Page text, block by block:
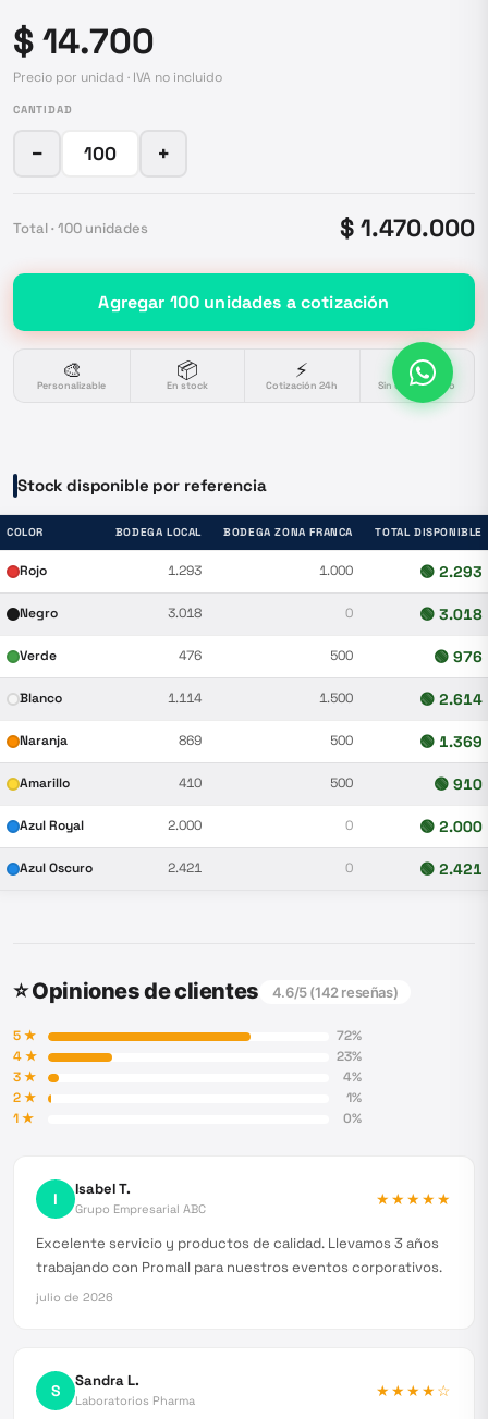
$ 14.700
Precio por unidad · IVA no incluido
CANTIDAD
− +
Total · 100 unidades $ 1.470.000
Agregar 100 unidades a cotización
🎨
Personalizable
📦
En stock
⚡
Cotización 24h
🔒
Sin compromiso
Stock disponible por referencia
COLOR BODEGA LOCAL BODEGA ZONA FRANCA TOTAL DISPONIBLE
Rojo 1.293 1.000 🟢 2.293
Negro 3.018 0 🟢 3.018
Verde 476 500 🟢 976
Blanco 1.114 1.500 🟢 2.614
Naranja 869 500 🟢 1.369
Amarillo 410 500 🟢 910
Azul Royal 2.000 0 🟢 2.000
Azul Oscuro 2.421 0 🟢 2.421
⭐ Opiniones de clientes 4.6/5 (142 reseñas)
5★ 72%
4★ 23%
3★ 4%
2★ 1%
1★ 0%
I Isabel T.
Grupo Empresarial ABC
★★★★★
Excelente servicio y productos de calidad. Llevamos 3 años
trabajando con Promall para nuestros eventos corporativos.
julio de 2026
S Sandra L.
Laboratorios Pharma
★★★★☆